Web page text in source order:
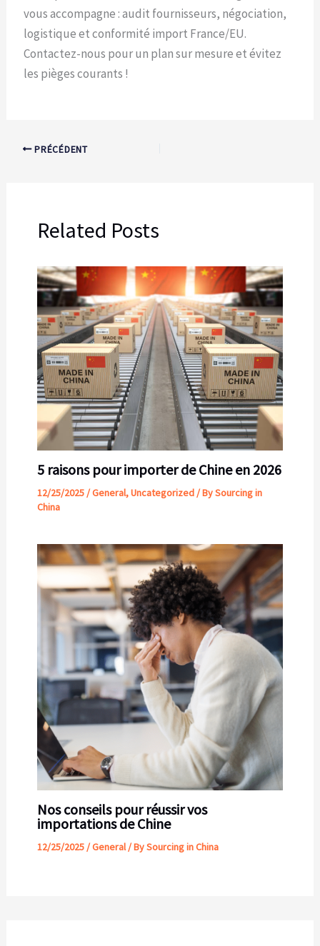
vous accompagne : audit fournisseurs, négociation,
logistique et conformité import France/EU.
Contactez-nous pour un plan sur mesure et évitez
les pièges courants !
PRÉCÉDENT
Related Posts
5 raisons pour importer de Chine en 2026
12/25/2025/General,Uncategorized/ BySourcing in
China
Nos conseils pour réussir vos
importations de Chine
12/25/2025/General/ BySourcing in China